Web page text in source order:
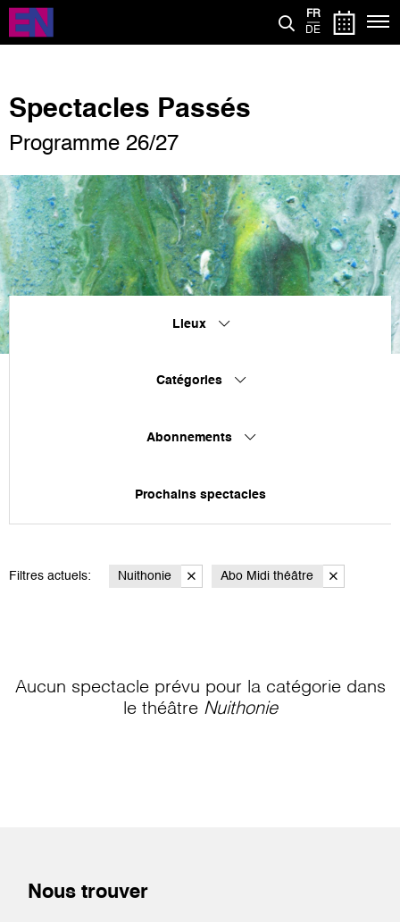
Aller
contenu
FR
DE
Spectacles Passés
Programme 26/27
Lieux
Catégories
Abonnements
Prochains spectacles
Filtres actuels: Nuithonie Abo Midi théâtre
Aucun spectacle prévu pour la catégorie dans
le théâtre Nuithonie
Nous trouver